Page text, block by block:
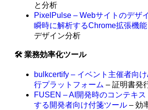
と分析
PixelPulse – Webサイトのデザ
瞬時に解析するChrome拡張機能
デザイン分析
🛠️ 業務効率化ツール
bulkcertify – イベント主催者向
行プラットフォーム – 証明書発
FUSEN – AI開発時のコンテキ
する開発者向け付箋ツール – 効